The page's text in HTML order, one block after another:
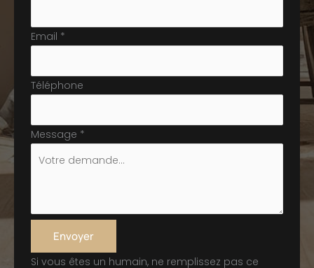
Email *
Téléphone
Message *
Envoyer
Si vous êtes un humain, ne remplissez pas ce